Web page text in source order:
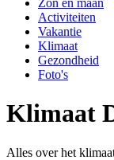
Zon en maan
Activiteiten
Vakantie
Klimaat
Gezondheid
Foto's
Klimaat
Alles over het